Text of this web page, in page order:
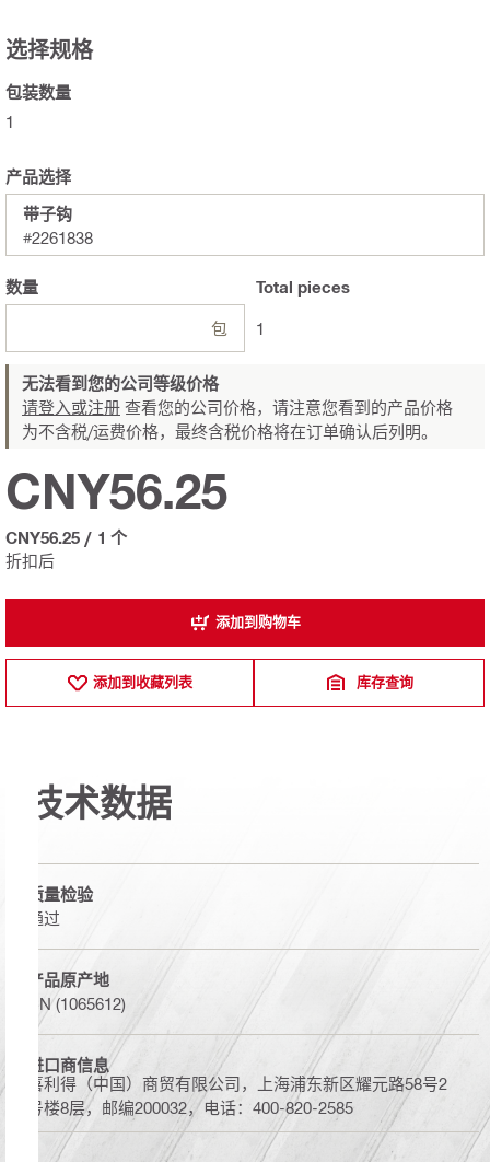
选择规格
包装数量
1
产品选择
带子钩
#2261838
数量
包
Total pieces
1
无法看到您的公司等级价格
请登入或注册 查看您的公司价格，请注意您看到的产品价格
为不含税/运费价格，最终含税价格将在订单确认后列明。
折扣后
CNY56.25
CNY56.25 / 1 个
添加到购物车
添加到收藏列表 库存查询
技术数据
质量检验
通过
产品原产地
CN (1065612)
进口商信息
喜利得（中国）商贸有限公司，上海浦东新区耀元路58号2
号楼8层，邮编200032，电话：400-820-2585